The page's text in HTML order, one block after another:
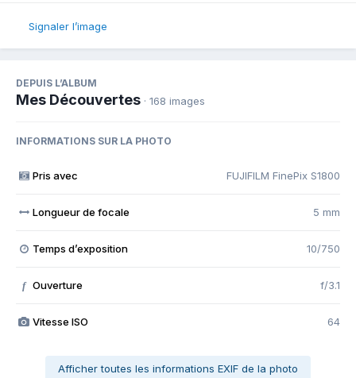
Signaler l’image
DEPUIS L’ALBUM
Mes Découvertes · 168 images
INFORMATIONS SUR LA PHOTO
Pris avec FUJIFILM FinePix S1800
Longueur de focale 5 mm
Temps d’exposition 10/750
f Ouverture f/3.1
Vitesse ISO 64
Afficher toutes les informations EXIF de la photo